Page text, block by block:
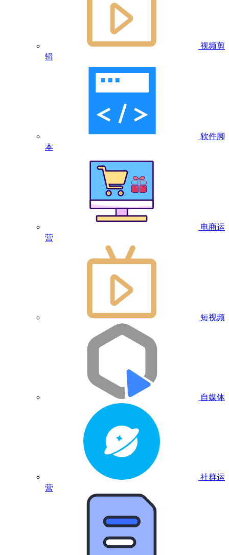
视频剪
辑
软件脚
本
电商运
营
短视频
自媒体
社群运
营